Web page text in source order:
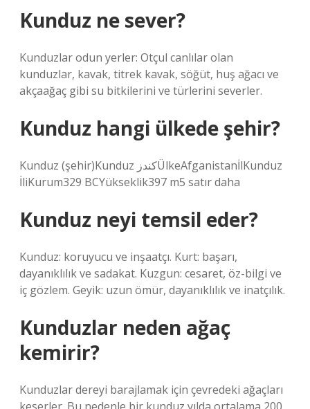
Kunduz ne sever?
Kunduzlar odun yerler: Otçul canlılar olan
kunduzlar, kavak, titrek kavak, söğüt, huş ağacı ve
akçaağaç gibi su bitkilerini ve türlerini severler.
Kunduz hangi ülkede şehir?
Kunduz (şehir)Kunduz کندزÜlkeAfganistanİlKunduz
İliKurum329 BCYükseklik397 m5 satır daha
Kunduz neyi temsil eder?
Kunduz: koruyucu ve inşaatçı. Kurt: başarı,
dayanıklılık ve sadakat. Kuzgun: cesaret, öz-bilgi ve
iç gözlem. Geyik: uzun ömür, dayanıklılık ve inatçılık.
Kunduzlar neden ağaç
kemirir?
Kunduzlar dereyi barajlamak için çevredeki ağaçları